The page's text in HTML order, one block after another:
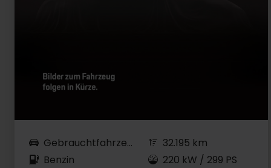
Gebrauchtfahrzeug
Benzin
32.195 km
220 kW / 299 PS